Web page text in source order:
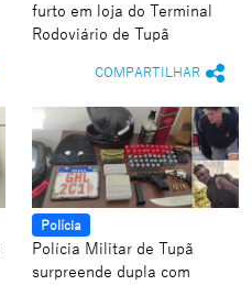
furto em loja do Terminal
Rodoviário de Tupã
COMPARTILHAR
Polícia
Polícia Militar de Tupã
surpreende dupla com